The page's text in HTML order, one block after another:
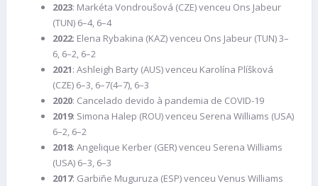
2023: Markéta Vondroušová (CZE) venceu Ons Jabeur
(TUN) 6–4, 6–4
2022: Elena Rybakina (KAZ) venceu Ons Jabeur (TUN) 3–
6, 6–2, 6–2
2021: Ashleigh Barty (AUS) venceu Karolína Plíšková
(CZE) 6–3, 6–7(4–7), 6–3
2020: Cancelado devido à pandemia de COVID-19
2019: Simona Halep (ROU) venceu Serena Williams (USA)
6–2, 6–2
2018: Angelique Kerber (GER) venceu Serena Williams
(USA) 6–3, 6–3
2017: Garbiñe Muguruza (ESP) venceu Venus Williams